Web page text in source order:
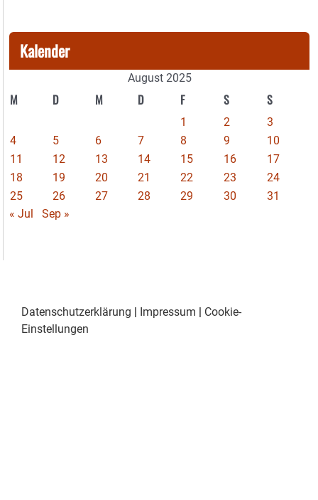
Kalender
August 2025
M D M D F S S
1 2
3
4
5 6 7 8 9
10
11
12 13 14 15 16
17
18
19 20 21 22 23
24
25
26 27 28 29 30
31
« Jul
Sep »
Datenschutzerklärung Impressum
Cookie-
Einstellungen